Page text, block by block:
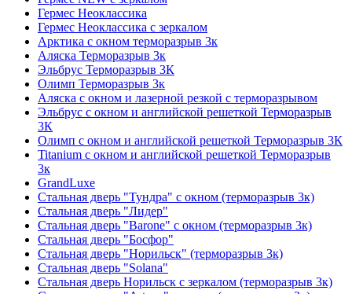
Гермес Неоклассика
Гермес Неоклассика с зеркалом
Арктика с окном терморазрыв 3к
Аляска Терморазрыв 3к
Эльбрус Терморазрыв 3К
Олимп Терморазрыв 3к
Аляска с окном и лазерной резкой с терморазрывом
Эльбрус с окном и английской решеткой Терморазрыв
3К
Олимп с окном и английской решеткой Терморазрыв 3К
Titanium с окном и английской решеткой Терморазрыв
3к
GrandLuxe
Стальная дверь "Тундра" с окном (терморазрыв 3к)
Стальная дверь "Лидер"
Стальная дверь "Barone" с окном (терморазрыв 3к)
Стальная дверь "Босфор"
Стальная дверь "Норильск" (терморазрыв 3к)
Стальная дверь "Solana"
Стальная дверь Норильск с зеркалом (терморазрыв 3к)